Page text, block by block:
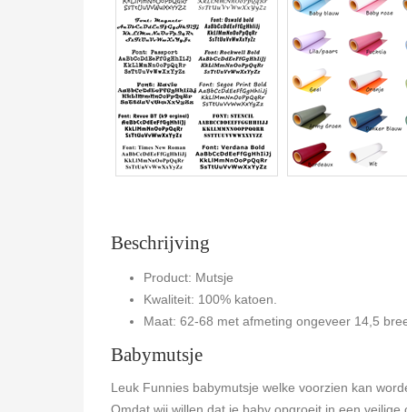
Beschrijving
Product: Mutsje
Kwaliteit: 100% katoen.
Maat: 62-68 met afmeting ongeveer 14,5
Babymutsje
Leuk Funnies babymutsje welke voorzien kan